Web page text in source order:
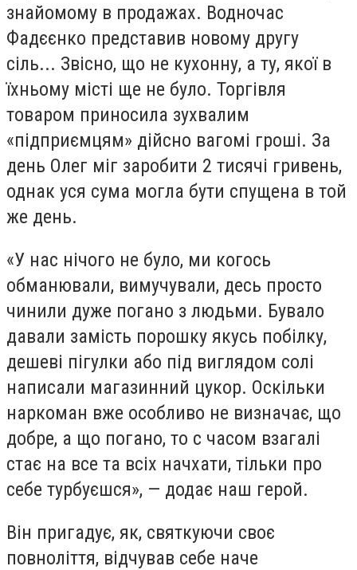
знайомому в продажах. Водночас
Фадєєнко представив новому другу
сіль... Звісно, що не кухонну, а ту, якої в
їхньому місті ще не було. Торгівля
товаром приносила зухвалим
«підприємцям» дійсно вагомі гроші. За
день Олег міг заробити 2 тисячі гривень,
однак уся сума могла бути спущена в той
же день.
«У нас нічого не було, ми когось
обманювали, вимучували, десь просто
чинили дуже погано з людьми. Бувало
давали замість порошку якусь побілку,
дешеві пігулки або під виглядом солі
написали магазинний цукор. Оскільки
наркоман вже особливо не визначає, що
добре, а що погано, то с часом взагалі
стає на все та всіх начхати, тільки про
себе турбуєшся», — додає наш герой.
Він пригадує, як, святкуючи своє
повноліття, відчував себе наче